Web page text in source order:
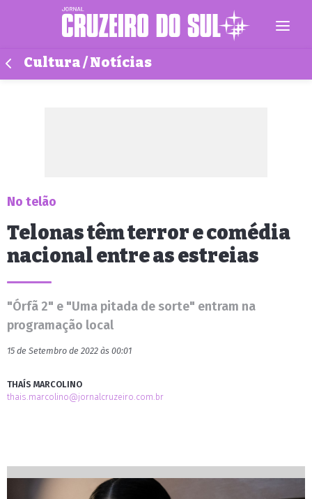
Cultura / Notícias
No telão
Telonas têm terror e comédia
nacional entre as estreias
"Órfã 2" e "Uma pitada de sorte" entram na
programação local
15 de Setembro de 2022 às 00:01
THAÍS MARCOLINO
thais.marcolino@jornalcruzeiro.com.br